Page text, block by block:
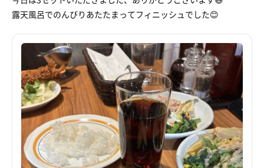
露天風呂でのんびりあたたまってフィニッシュでした😊